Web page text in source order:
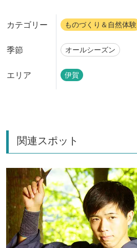
カテゴリー ものづくり＆自然体験
季節 オールシーズン
エリア 伊賀
関連スポット